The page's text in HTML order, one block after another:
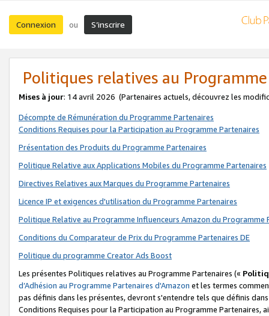
Connexion ou S’inscrire
Politiques relatives au
Mises à jour: 14 avril 2026 (Partenaires actuels, découvrez les
Décompte de Rémunération du Programme Partenaires
Conditions Requises pour la Participation au Programme Partenaires
Présentation des Produits du Programme Partenaires
Politique Relative aux Applications Mobiles du Programme Partenaires
Directives Relatives aux Marques du Programme Partenaires
Licence IP et exigences d'utilisation du Programme Partenaires
Politique Relative au Programme Influenceurs Amazon du Programme
Conditions du Comparateur de Prix du Programme Partenaires DE
Politique du programme Creator Ads Boost
Les présentes Politiques relatives au Programme Partenaires («
d’Adhésion au Programme Partenaires d'Amazon et les termes
pas définis dans les présentes, devront s'entendre tels que définis
Conditions Requises pour la Participation au Programme Partenaires,